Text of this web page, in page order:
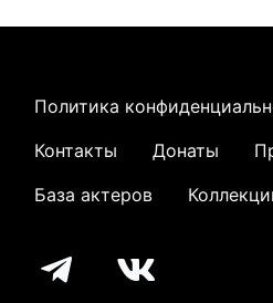
Политика
Контакты
Донаты
База актеров